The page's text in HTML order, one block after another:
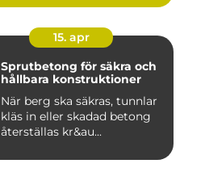
15. apr
Sprutbetong för säkra och
hållbara konstruktioner
När berg ska säkras, tunnlar
kläs in eller skadad betong
återställas kr&au...